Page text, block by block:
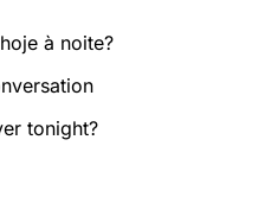
à noite?
tonight?